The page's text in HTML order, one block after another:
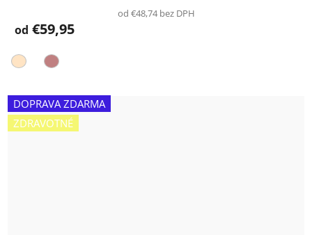
od €48,74 bez DPH
od €59,95
DOPRAVA ZDARMA
ZDRAVOTNÉ